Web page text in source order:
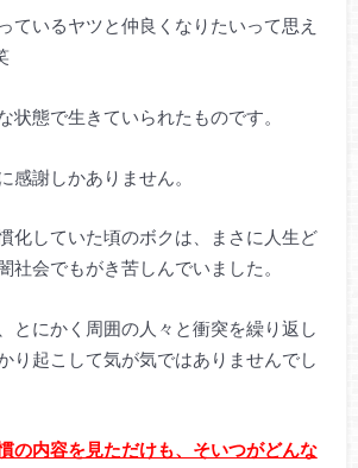
ているヤツと仲良くなりたいって思え
状態で生きていられたものです。
感謝しかありません。
化していた頃のボクは、まさに人生ど
社会でもがき苦しんでいました。
とにかく周囲の人々と衝突を繰り返し
り起こして気が気ではありませんでし
の内容を見ただけも、そいつがどんな